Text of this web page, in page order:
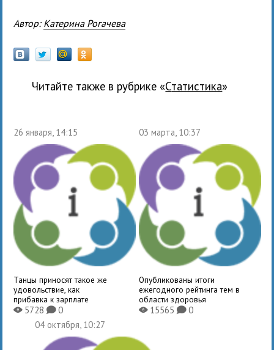
Автор: Катерина Рогачева
Читайте также в рубрике « статистика»
26 января, 14:15
Танцы приносят такое же
удовольствие, как
прибавка к зарплате
X5728K0
03 марта, 10:37
Опубликованы итоги
ежегодного рейтинга тем в
области здоровья
X15565 K0
04 октября, 10:27